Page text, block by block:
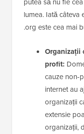
lumea. Iată câteva
.org este cea mai
Organizații
profit:
cauze non-
internet au
organizații
extensie
organizații,